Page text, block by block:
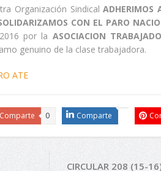
Organización SindicalADHERIMOS
CON EL PARO
por la ASOCIACION
genuino de la clase trabajadora.
Comparte 0 Comparte
CIRCULAR 208 (15-